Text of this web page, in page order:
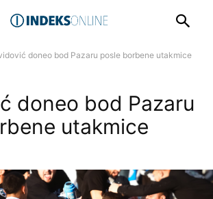
doneo bod Pazaru posle borbene utakmice
doneo bod Pazaru
utakmice